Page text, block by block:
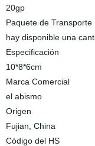
20gp
Paquete de Transporte
hay disponible una
Especificación
10*8*6cm
Marca Comercial
el abismo
Origen
Fujian, China
Código del HS